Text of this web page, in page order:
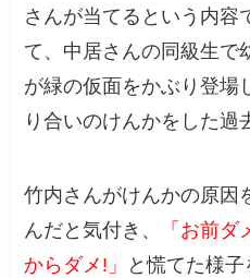
さんが当てるという内容
て、中居さんの同級生で
が緑の仮面をかぶり登場
り合いのけんかをした過
竹内さんがけんかの原因
んだと気付き、
「お前
からダメ!」
と慌てた様子